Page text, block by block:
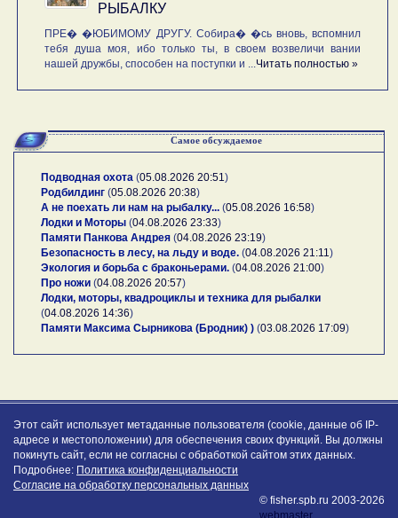
РЫБАЛКУ
ПРЕ� �ЮБИМОМУ ДРУГУ. Собира� �сь вновь, вспомнил
тебя душа моя, ибо только ты, в своем возвеличи вании
нашей дружбы, способен на поступки и ...Читать полностью »
Самое обсуждаемое
Подводная охота (05.08.2026 20:51)
Родбилдинг (05.08.2026 20:38)
А не поехать ли нам на рыбалку... (05.08.2026 16:58)
Лодки и Моторы (04.08.2026 23:33)
Памяти Панкова Андрея (04.08.2026 23:19)
Безопасность в лесу, на льду и воде. (04.08.2026 21:11)
Экология и борьба с браконьерами. (04.08.2026 21:00)
Про ножи (04.08.2026 20:57)
Лодки, моторы, квадроциклы и техника для рыбалки
(04.08.2026 14:36)
Памяти Максима Сырникова (Бродник) ) (03.08.2026 17:09)
Этот сайт использует метаданные пользователя (cookie, данные об IP-
адресе и местоположении) для обеспечения своих функций. Вы должны
покинуть сайт, если не согласны с обработкой сайтом этих данных.
Подробнее: Политика конфиденциальности
Согласие на обработку персональных данных
© fisher.spb.ru 2003-2026
webmaster